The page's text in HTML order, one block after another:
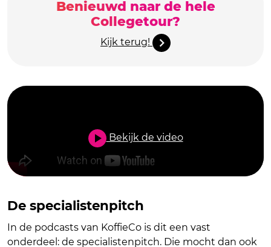
Benieuwd naar de hele
Collegetour?
Kijk terug!
Bekijk de video
De specialistenpitch
In de podcasts van KoffieCo is dit een vast
onderdeel: de specialistenpitch. Die mocht dan ook